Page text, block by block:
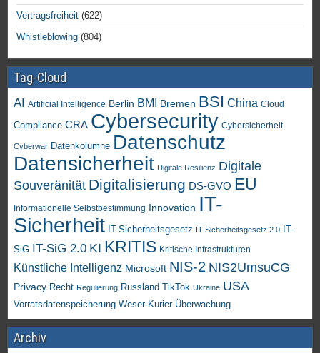
Vertragsfreiheit (622)
Whistleblowing (804)
Tag-Cloud
AI Artificial Intelligence Berlin BMI Bremen BSI China Cloud
Compliance CRA Cybersecurity Cybersicherheit
Cyberwar Datenkolumne Datenschutz
Datensicherheit Digitale Resilienz Digitale
Souveränität Digitalisierung DS-GVO EU
Informationelle Selbstbestimmung Innovation IT-
Sicherheit IT-Sicherheitsgesetz IT-Sicherheitsgesetz 2.0
IT-
SiG IT-SiG 2.0 KI KRITIS Kritische Infrastrukturen
Künstliche Intelligenz Microsoft NIS-2 NIS2UmsuCG
Privacy Recht Regulierung Russland TikTok Ukraine USA
Vorratsdatenspeicherung Weser-Kurier Überwachung
Archiv